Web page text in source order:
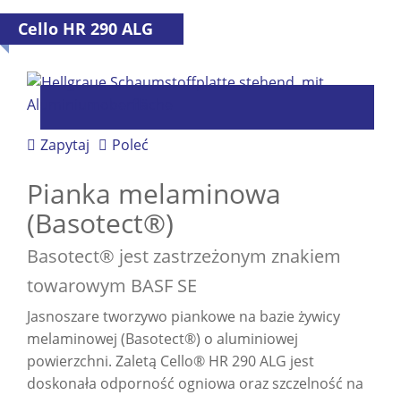
Cello HR 290 ALG
Zapytaj Poleć
Pianka melaminowa
(Basotect®)
Basotect® jest zastrzeżonym znakiem
towarowym BASF SE
Jasnoszare tworzywo piankowe na bazie żywicy
melaminowej (Basotect®) o aluminiowej
powierzchni. Zaletą Cello® HR 290 ALG jest
doskonała odporność ogniowa oraz szczelność na